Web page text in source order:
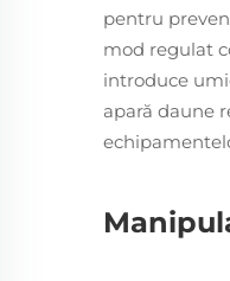
pentru
mod regulat
introduce
apară daune